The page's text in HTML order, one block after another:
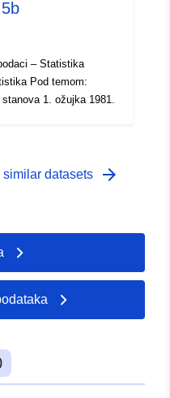
– Statistika
Pod temom:
1. ožujka 1981.
similar datasets arrow_forward